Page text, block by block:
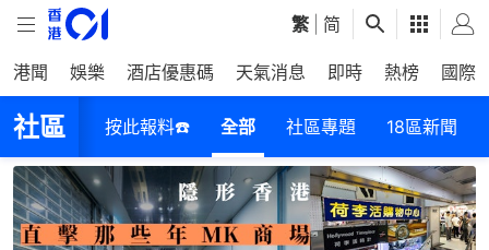
繁 简
港聞 娛樂 酒店優惠碼 天氣消息 即時 熱榜 國際
社區 按此報料☎️ 全部 社區專題 18區新聞